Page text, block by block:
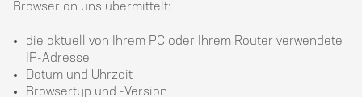
Browser an uns übermittelt:
die aktuell von Ihrem PC oder Ihrem Router verwendete
IP-Adresse
Datum und Uhrzeit
Browsertyp und -Version